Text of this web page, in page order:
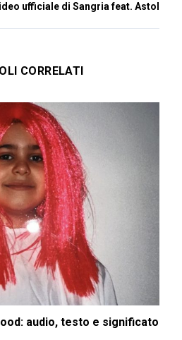
ufficiale di Sangria feat. Astol
CORRELATI
audio, testo e significato